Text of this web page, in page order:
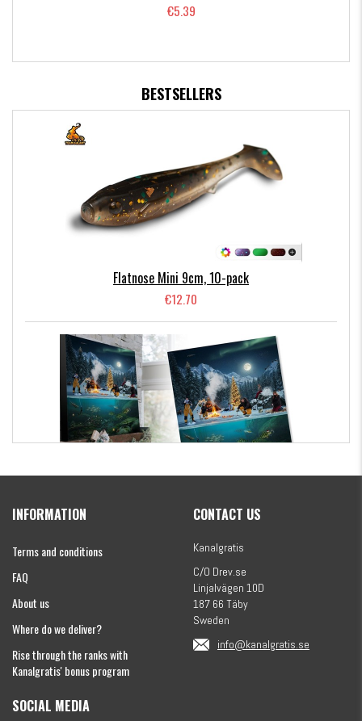
€5.39
BESTSELLERS
Flatnose Mini 9cm, 10-pack
€12.70
€154.86
INFORMATION
Terms and conditions
FAQ
About us
Where do we deliver?
Rise through the ranks with
Kanalgratis' bonus program
CONTACT US
Kanalgratis
C/O Drev.se
Linjalvägen 10D
187 66 Täby
Sweden
info@kanalgratis.se
SOCIAL MEDIA